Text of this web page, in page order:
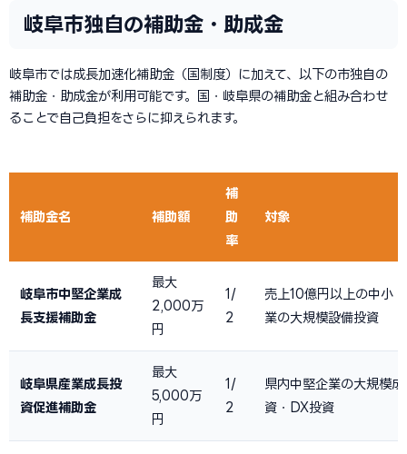
岐阜市独自の補助金・助成金
岐阜市では成長加速化補助金（国制度）に加えて、以下の市独自の
補助金・助成金が利用可能です。国・岐阜県の補助金と組み合わせ
ることで自己負担をさらに抑えられます。
補助金名 補助額
補
助
率
対象
岐阜市中堅企業成
長支援補助金
最大
2,000万
円
1/
2
売上10億円以上の中小
業の大規模設備投資
岐阜県産業成長投
資促進補助金
最大
5,000万
円
1/
2
県内中堅企業の大規模成
資・DX投資